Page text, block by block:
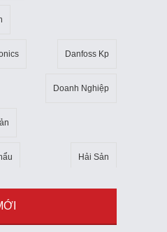
Danfoss Kp
Doanh Nghiệp
Hải Sản
Xuất Khẩu Mẹo
Sản Nhiệt Kế Tự Ghi